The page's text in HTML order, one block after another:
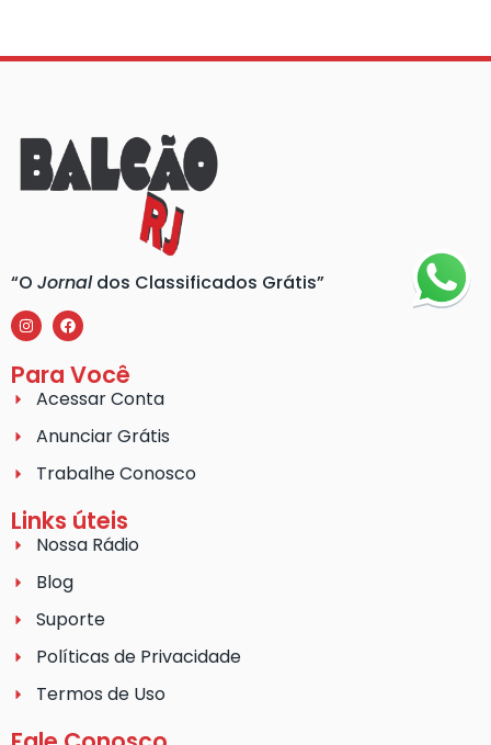
“O Jornaldos Classificados Grátis”
Para Você
Acessar Conta
Anunciar Grátis
Trabalhe Conosco
Links úteis
Nossa Rádio
Blog
Suporte
Políticas de Privacidade
Termos de Uso